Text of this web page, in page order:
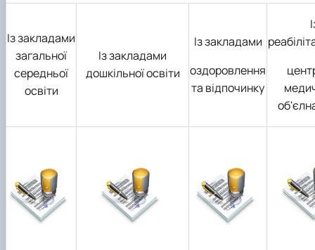
Із закладами
загальної
середньої
освіти
Із закладами
дошкільної освіти
Із закладами
оздоровлення
та відпочинку